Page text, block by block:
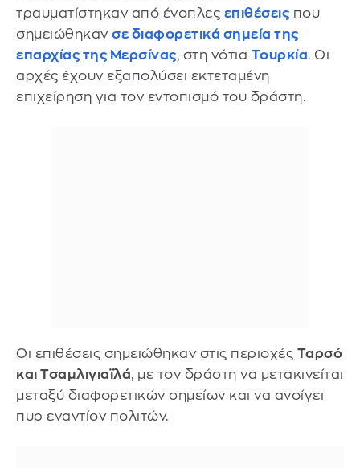
τραυματίστηκαν από ένοπλες επιθέσεις που
σημειώθηκαν σε διαφορετικά σημεία της
επαρχίας της Μερσίνας, στη νότια Τουρκία. Οι
αρχές έχουν εξαπολύσει εκτεταμένη
επιχείρηση για τον εντοπισμό του δράστη.
Oι επιθέσεις σημειώθηκαν στις περιοχές Ταρσό
και Τσαμλιγιαϊλά, με τον δράστη να μετακινείται
μεταξύ διαφορετικών σημείων και να ανοίγει
πυρ εναντίον πολιτών.